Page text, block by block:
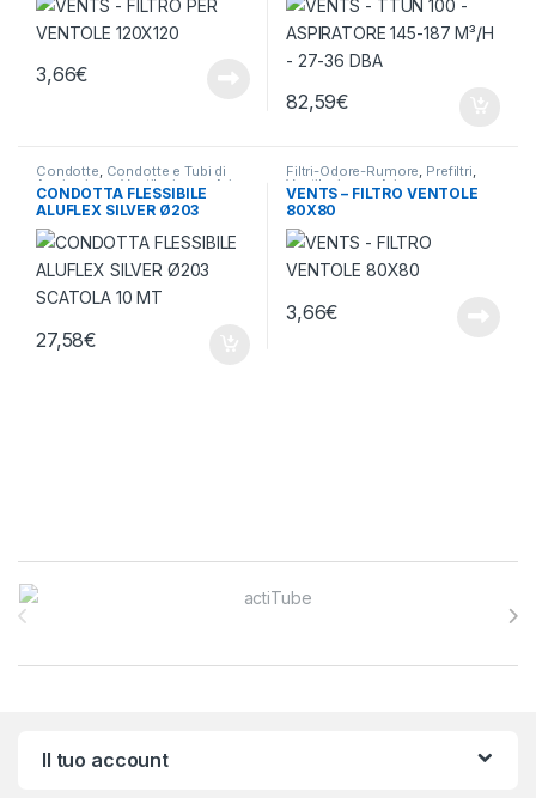
3,66€
82,59€
Condotte, Condotte e Tubi di
Aspirazione ,Ventilazione - Aria
CONDOTTA FLESSIBILE
ALUFLEX SILVER Ø203
SCATOLA 10 MT
27,58€
Filtri-Odore-Rumore, Prefiltri,
Ventilazione - Aria
VENTS – FILTRO VENTOLE
80X80
3,66€
Brands Carousel
Il tuo account